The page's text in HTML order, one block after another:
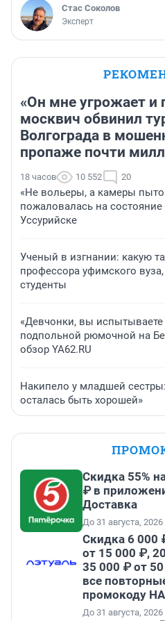
Стас Соколов
Эксперт
«Он мне угрожает и
москвич обвинил
Волгограда в
пропаже почти
18 часов 10 552 20
«Не вольеры, а камеры
пожаловалась на состояние
Уссурийске
Ученый в изгнании: какую
профессора уфимского
студенты
«Девчонки, вы испытываете
подпольной рюмочной на
обзор YA62.RU
Накипело у младшей
осталась быть хорошей»
Скидка 55%
₽ в
Доставка
До 31 августа, 2026
Скидка 6 000
от 15 000 ₽,
35 000 ₽ от
все
промокоду
До 31 августа, 2026